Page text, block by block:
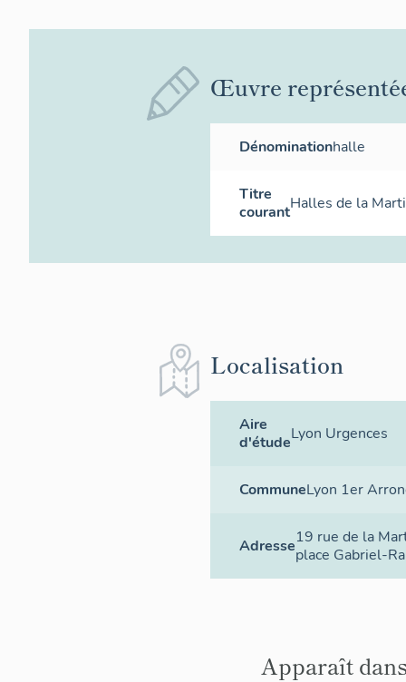
Œuvre
Dénominationhalle
Titre
courantHalles de la
Localisation
Aire
d'étudeLyon Urgences
CommuneLyon 1er
Adresse19 rue de la
place Gabriel-
Apparaît